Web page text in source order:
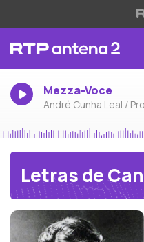
Mezza-Voce
André Cunha Leal /
Letras de